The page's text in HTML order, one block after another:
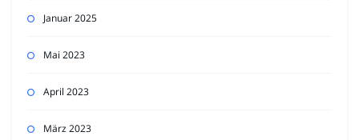
Januar 2025
Mai 2023
April 2023
März 2023